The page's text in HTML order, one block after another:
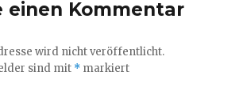
einen Kommentar
wird nicht veröffentlicht.
sind mit * markiert